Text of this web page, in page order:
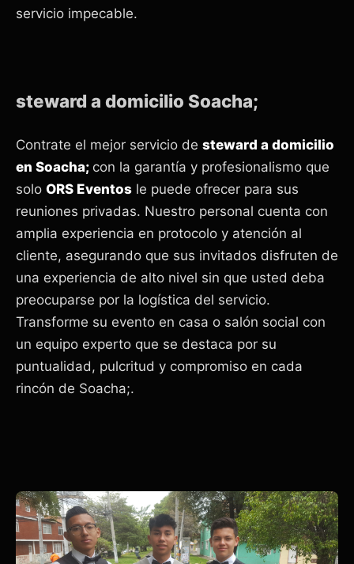
servicio impecable.
steward a domicilio Soacha;
Contrate el mejor servicio de steward a domicilio
en Soacha; con la garantía y profesionalismo que
solo ORS Eventos le puede ofrecer para sus
reuniones privadas. Nuestro personal cuenta con
amplia experiencia en protocolo y atención al
cliente, asegurando que sus invitados disfruten de
una experiencia de alto nivel sin que usted deba
preocuparse por la logística del servicio.
Transforme su evento en casa o salón social con
un equipo experto que se destaca por su
puntualidad, pulcritud y compromiso en cada
rincón de Soacha;.